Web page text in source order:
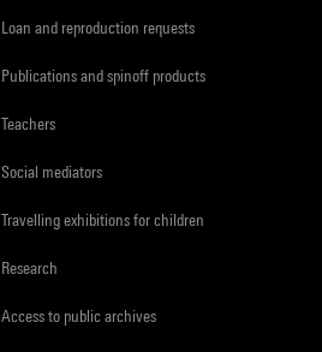
Loan and reproduction requests
Publications and spinoff products
Teachers
Social mediators
Travelling exhibitions for children
Research
Access to public archives